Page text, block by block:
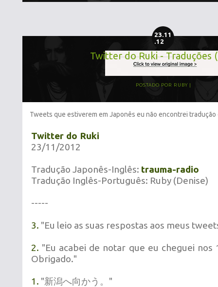
23.11
.12
Twitter do Ruki - Traduções
POSTADO POR RUBY
Tweets que estiverem em Japonês eu não encontrei tradução
Twitter do Ruki
23/11/2012
Tradução Japonês-Inglês: trauma-radio
Tradução Inglês-Português: Ruby (Denise)
-----
3. "Eu leio as suas respostas aos meus
2. "Eu acabei de notar que eu cheguei
Obrigado."
1. "新潟へ向かう。"